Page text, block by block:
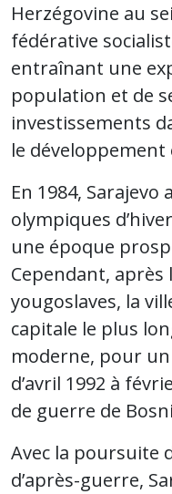
Herzégovine au
fédérative
entraînant une
population et de
investissements
le développement
En 1984, Sarajevo
olympiques
une époque
Cependant,
yougoslaves, la
capitale le plus
moderne, pour
d’avril 1992 à
de guerre de
Avec la poursuite
d’après-guerre,